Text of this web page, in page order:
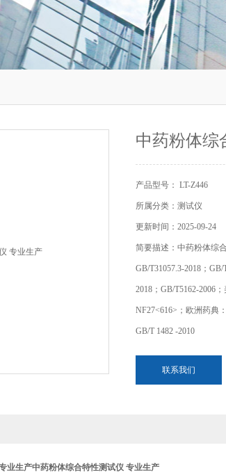
中药粉体综
产品型号： LT-Z446
所属分类：测试仪
更新时间：2025-09-24
简要描述：中药粉体综
GB/T31057.3-2018；
2018；GB/T5162-2006
NF27<616>；欧洲药典：
GB/T 1482 -2010
联系我们
业生产中药粉体综合特性测试仪 专业生产